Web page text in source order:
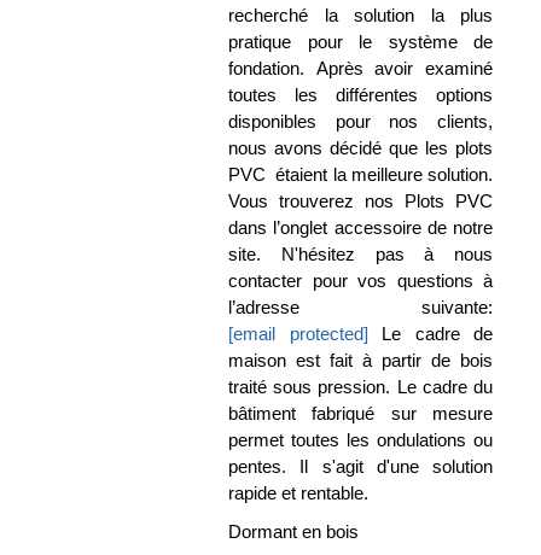
recherché la solution la plus
pratique pour le système de
fondation. Après avoir examiné
toutes les différentes options
disponibles pour nos clients,
nous avons décidé que les plots
PVC étaient la meilleure solution.
Vous trouverez nos Plots PVC
dans l’onglet accessoire de notre
site. N'hésitez pas à nous
contacter pour vos questions à
l’adresse suivante:
[email protected] Le cadre de
maison est fait à partir de bois
traité sous pression. Le cadre du
bâtiment fabriqué sur mesure
permet toutes les ondulations ou
pentes. Il s'agit d'une solution
rapide et rentable.
Dormant en bois